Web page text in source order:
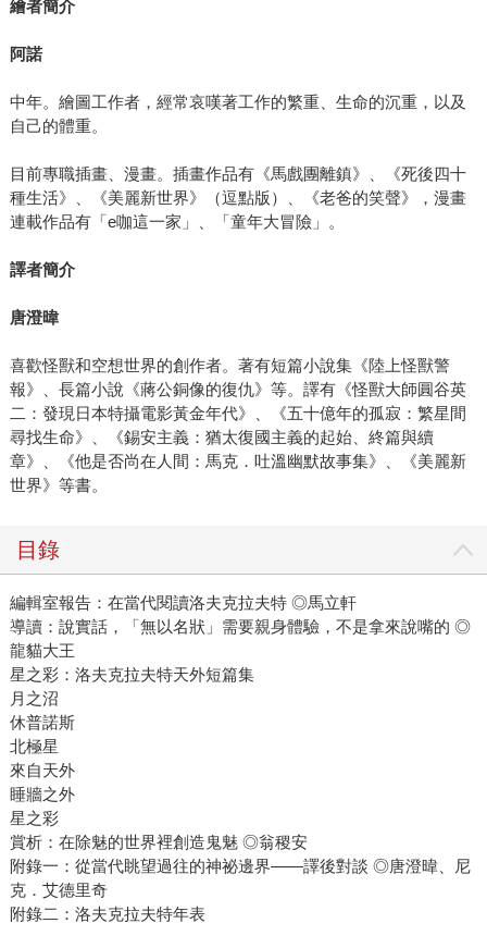
繪者簡介
阿諾
中年。繪圖工作者，經常哀嘆著工作的繁重、生命的沉重，以及
自己的體重。
目前專職插畫、漫畫。插畫作品有《馬戲團離鎮》、《死後四十
種生活》、《美麗新世界》（逗點版）、《老爸的笑聲》，漫畫
連載作品有「e咖這一家」、「童年大冒險」。
譯者簡介
唐澄暐
喜歡怪獸和空想世界的創作者。著有短篇小說集《陸上怪獸警
報》、長篇小說《蔣公銅像的復仇》等。譯有《怪獸大師圓谷英
二：發現日本特攝電影黃金年代》、《五十億年的孤寂：繁星間
尋找生命》、《錫安主義：猶太復國主義的起始、終篇與續
章》、《他是否尚在人間：馬克．吐溫幽默故事集》、《美麗新
世界》等書。
目錄
編輯室報告：在當代閱讀洛夫克拉夫特 ◎馬立軒
導讀：說實話，「無以名狀」需要親身體驗，不是拿來說嘴的 ◎
龍貓大王
星之彩：洛夫克拉夫特天外短篇集
月之沼
休普諾斯
北極星
來自天外
睡牆之外
星之彩
賞析：在除魅的世界裡創造鬼魅 ◎翁稷安
附錄一：從當代眺望過往的神祕邊界――譯後對談 ◎唐澄暐、尼
克．艾德里奇
附錄二：洛夫克拉夫特年表